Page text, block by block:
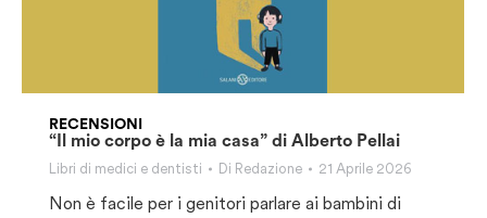
RECENSIONI
“Il mio corpo è la mia casa” di Alberto Pellai
Libri di medici e dentisti Di Redazione 21 Aprile 2026
Non è facile per i genitori parlare ai bambini di